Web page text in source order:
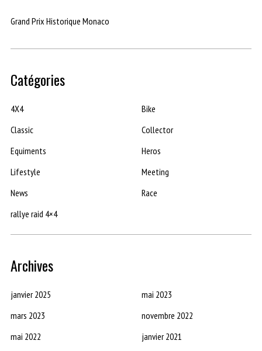
Grand Prix Historique Monaco
Catégories
4X4
Bike
Classic
Collector
Equiments
Heros
Lifestyle
Meeting
News
Race
rallye raid 4×4
Archives
janvier 2025
mai 2023
mars 2023
novembre 2022
mai 2022
janvier 2021